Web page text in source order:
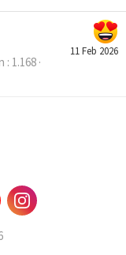
11 Feb 2026
1.168